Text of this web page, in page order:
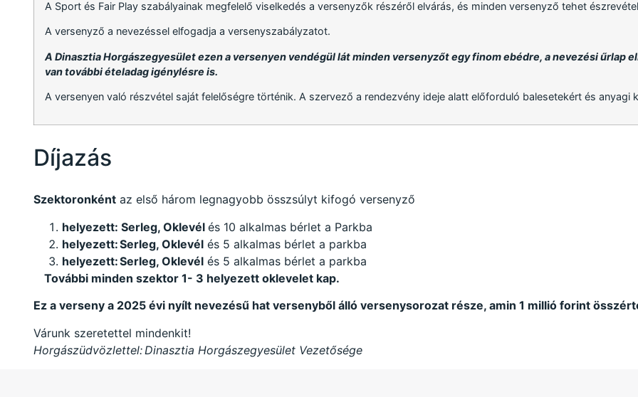
A Sport és Fair Play szabályainak megfelelő viselkedés a versenyzők részéről elvárás, és minden versenyző tehet
A versenyző a nevezéssel elfogadja a versenyszabályzatot.
A Dinasztia Horgászegyesület ezen a versenyen vendégül lát minden versenyzőt egy finom ebédre, a nevezési űrlap
van további ételadag igénylésre is.
A versenyen való részvétel saját felelőségre történik. A szervező a rendezvény ideje alatt előforduló balesetekért és
Díjazás
Szektoronként az első három legnagyobb összsúlyt kifogó versenyző
helyezett: Serleg, Oklevél és 10 alkalmas bérlet a Parkba
helyezett:Serleg, Oklevél és 5 alkalmas bérlet a parkba
helyezett:Serleg, Oklevél és 5 alkalmas bérlet a parkba
További minden szektor 1- 3 helyezett oklevelet kap.
Ez a verseny a 2025 évi nyílt nevezésű hat versenyből álló versenysorozat része, amin 1 millió forint
Várunk szeretettel mindenkit!
Horgászüdvözlettel: Dinasztia Horgászegyesület Vezetősége